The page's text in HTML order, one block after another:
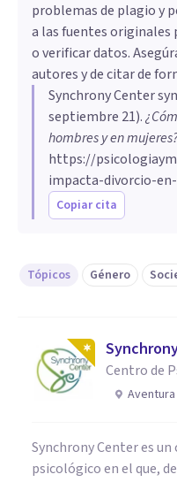
problemas de plagio y
a las fuentes
o verificar datos.
autores y de citar de
Synchrony Center
septiembre 21).
hombres y en
https://
impacta-divorcio-
Copiar cita
Tópicos Género
Centro de
Aventura
Synchrony Center es
psicológico en el que,